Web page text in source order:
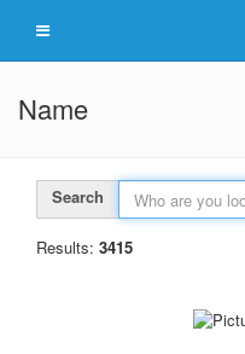
Name
Search
Results: 3415